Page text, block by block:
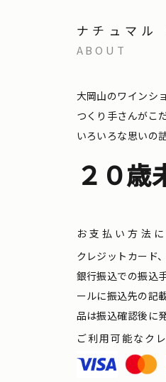
ナチュマル
ABOUT
大岡山のワインシ
つくり手さんがこ
いろいろな思いの
２０歳
お支払い方法
クレジットカード
銀行振込での振込
ールに振込先の記
品は振込確認後に
ご利用可能なク